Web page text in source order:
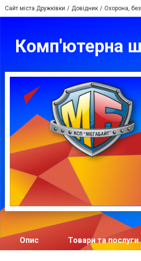
Сайт міста Дружківки Довідник Охорона,
Комп'ютерна
Опис Товари та послуги